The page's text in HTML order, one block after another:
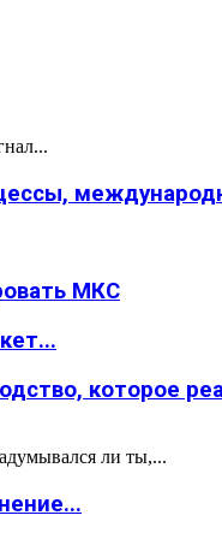
МКС
которое
ли ты,...